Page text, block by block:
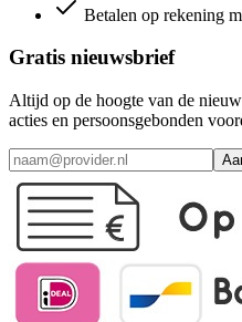
Betalen op rekening
Gratis nieuwsbrief
Altijd op de hoogte van de
acties en persoonsgebonden